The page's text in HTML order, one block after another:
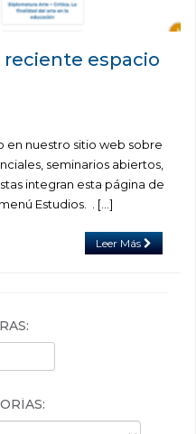
espacio
nuestro sitio web sobre
seminarios abiertos,
integran esta página de
Estudios. . […]
Leer Más